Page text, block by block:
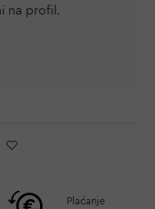
na profil.
Plaćanje